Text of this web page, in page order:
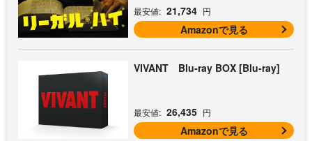
最安値: 21,734 円
Amazonで見る
VIVANT Blu-ray BOX [Blu-ray]
最安値: 26,435 円
Amazonで見る